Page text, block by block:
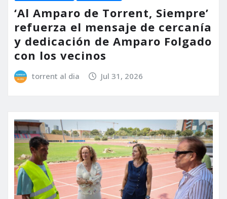
‘Al Amparo de Torrent, Siempre’
refuerza el mensaje de cercanía
y dedicación de Amparo Folgado
con los vecinos
torrent al dia Jul 31, 2026